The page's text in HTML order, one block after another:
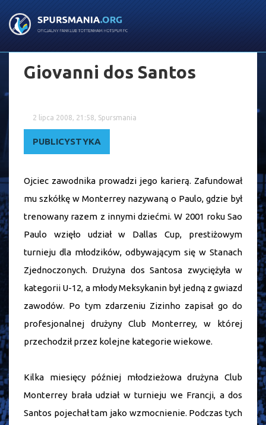
Giovanni dos Santos
2 lipca 2008, 21:58, Spursmania
PUBLICYSTYKA
Ojciec zawodnika prowadzi jego karierą. Zafundował
mu szkółkę w Monterrey nazywaną o Paulo, gdzie był
trenowany razem z innymi dziećmi. W 2001 roku Sao
Paulo wzięło udział w Dallas Cup, prestiżowym
turnieju dla młodzików, odbywającym się w Stanach
Zjednoczonych. Drużyna dos Santosa zwyciężyła w
kategorii U-12, a młody Meksykanin był jedną z gwiazd
zawodów. Po tym zdarzeniu Zizinho zapisał go do
profesjonalnej drużyny Club Monterrey, w której
przechodził przez kolejne kategorie wiekowe.
Kilka miesięcy później młodzieżowa drużyna Club
Monterrey brała udział w turnieju we Francji, a dos
Santos pojechał tam jako wzmocnienie. Podczas tych